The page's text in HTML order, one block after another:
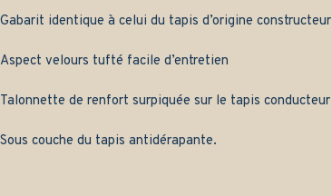
Gabarit identique à celui du tapis d’origine constructeur
Aspect velours tufté facile d’entretien
Talonnette de renfort surpiquée sur le tapis conducteur
Sous couche du tapis antidérapante.